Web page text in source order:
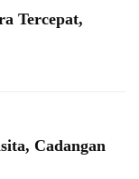
Tercepat,
Cadangan